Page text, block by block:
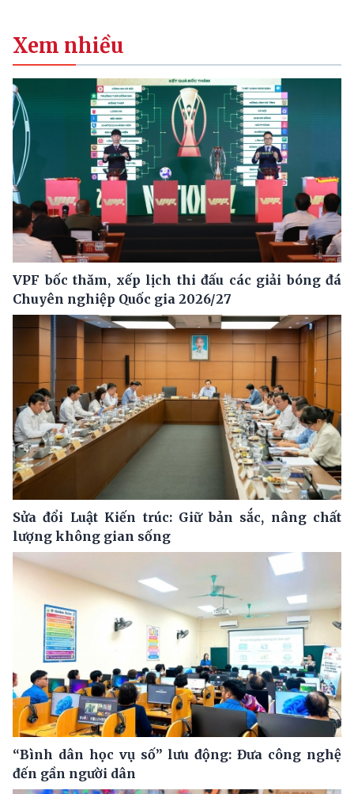
Xem nhiều
VPF bốc thăm, xếp lịch thi đấu các giải bóng đá
Chuyên nghiệp Quốc gia 2026/27
Sửa đổi Luật Kiến trúc: Giữ bản sắc, nâng chất
lượng không gian sống
“Bình dân học vụ số” lưu động: Đưa công nghệ
đến gần người dân